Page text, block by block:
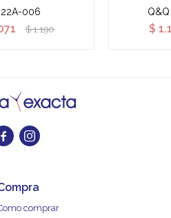
006
$ 1.190 $
 
comprar